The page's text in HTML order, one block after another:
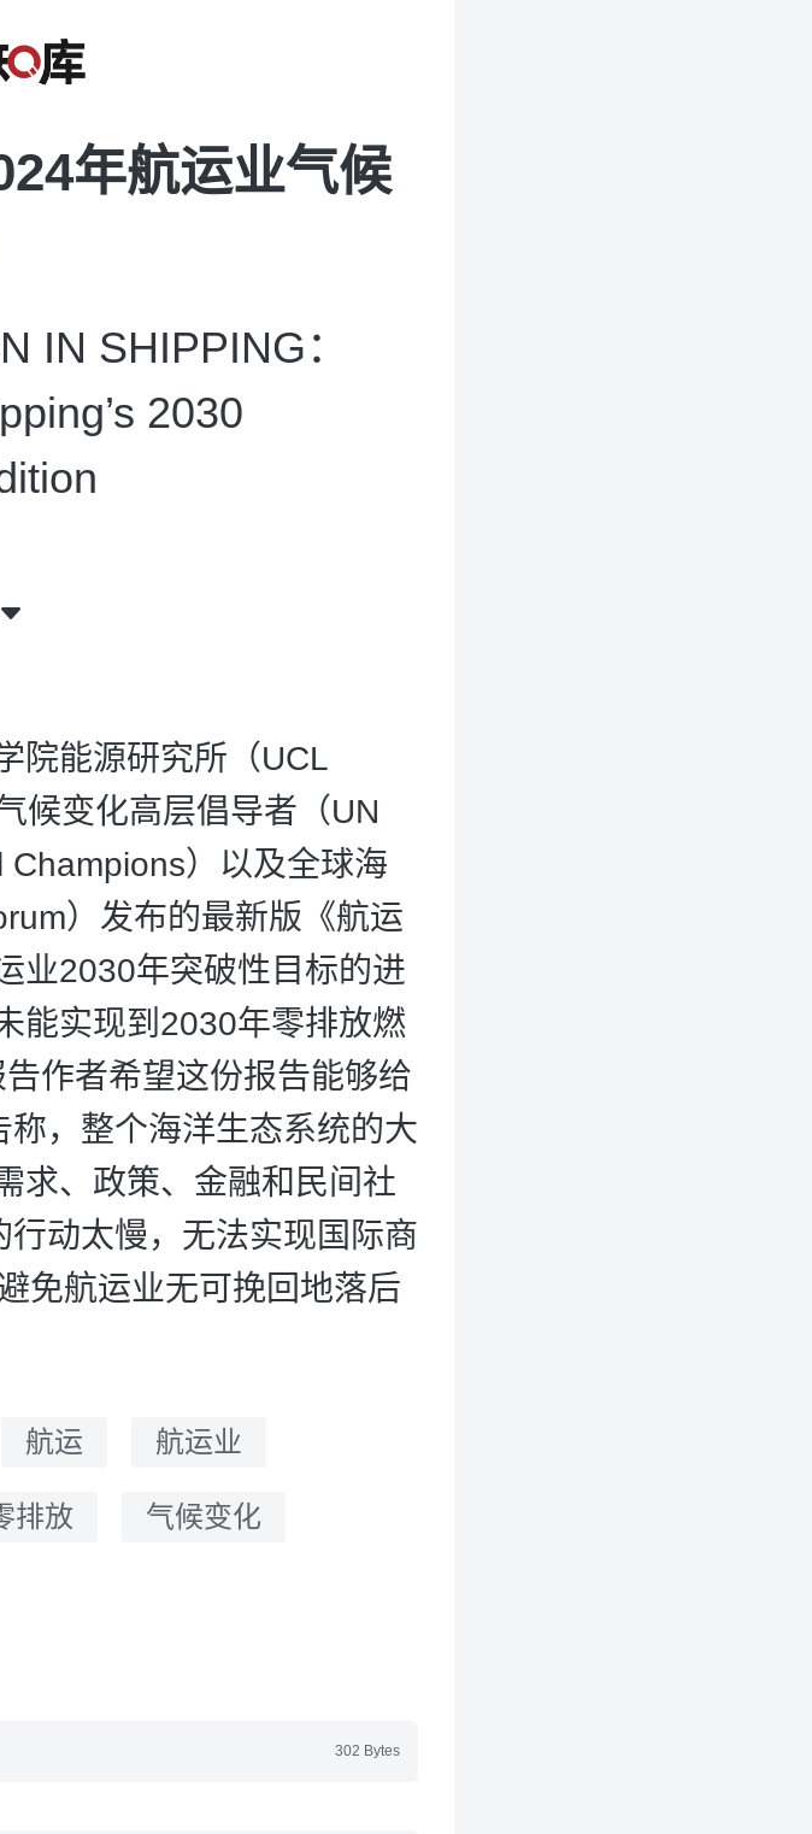
年航运业气候
SHIPPING：
2030
院能源研究所（UCL
候变化高层倡导者（UN
）以及全球海
）发布的最新版《航运
2030年突破性目标的进
能实现到2030年零排放燃
作者希望这份报告能够给
称，整个海洋生态系统的大
、政策、金融和民间社
动太慢，无法实现国际商
免航运业无可挽回地落后
航运 航运业
排放 气候变化
302 Bytes